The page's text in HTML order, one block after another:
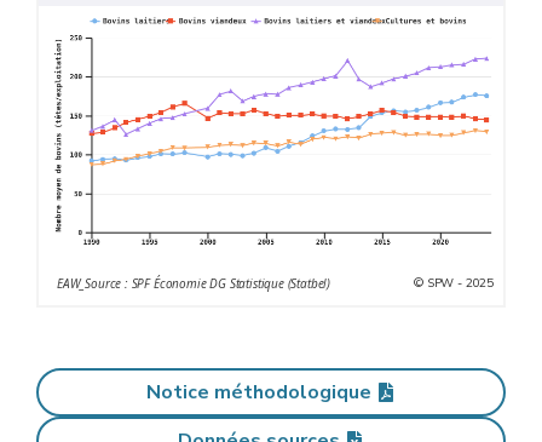
EAW_Source : SPF Économie DG Statistique (Statbel) © SPW - 2025
Notice méthodologique